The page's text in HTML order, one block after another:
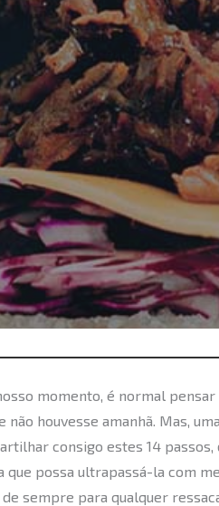
momento, é normal pensar
houvesse amanhã. Mas,
consigo estes 14 passos,
possa ultrapassá-la com
sempre para qualquer